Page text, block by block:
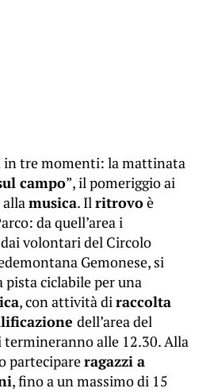
in tre momenti: la mattinata
campo”, il pomeriggio ai
allamusica. Ilritrovoè
da quell’area i
volontari del Circolo
Gemonese, si
ciclabile per una
, con attività diraccolta
dell’area del
alle 12.30. Alla
partecipareragazzi a
, fino a un massimo di 15